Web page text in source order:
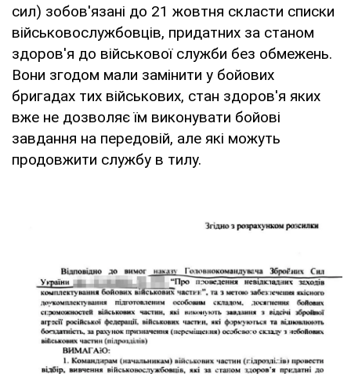
сил) зобов'язані до 21 жовтня скласти списки
військовослужбовців, придатних за станом
здоров'я до військової служби без обмежень.
Вони згодом мали замінити у бойових
бригадах тих військових, стан здоров'я яких
вже не дозволяє їм виконувати бойові
завдання на передовій, але які можуть
продовжити службу в тилу.